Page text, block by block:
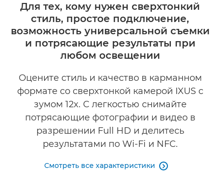
Технические характеристики
Галерея
Для тех, кому нужен сверхтонкий
стиль, простое подключение,
возможность универсальной съемки
и потрясающие результаты при
любом освещении
Оцените стиль и качество в карманном
формате со сверхтонкой камерой IXUS с
зумом 12x. С легкостью снимайте
потрясающие фотографии и видео в
разрешении Full HD и делитесь
результатами по Wi-Fi и NFC.
Смотреть все характеристики 